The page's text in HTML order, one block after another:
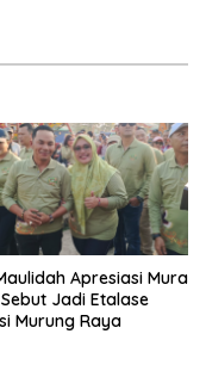
Apresiasi Mura
Jadi Etalase
Murung Raya